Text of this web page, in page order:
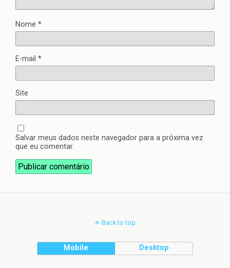
Nome *
E-mail *
Site
Salvar meus dados neste navegador para a próxima vez
que eu comentar.
Back to top
Mobile Desktop